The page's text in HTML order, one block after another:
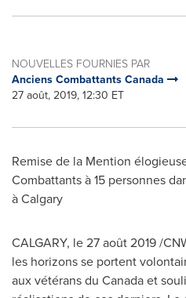
NOUVELLES FOURNIES PAR
Anciens Combattants Canada
27 août, 2019, 12:30 ET
Remise de la Mention
Combattants à 15 personnes
à Calgary
CALGARY, le 27 août 2019 /
les horizons se portent
aux vétérans du Canadaet